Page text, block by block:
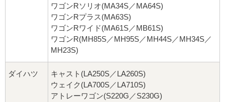
ワゴンRソリオ(MA34S／MA64S)
ワゴンRプラス(MA63S)
ワゴンRワイド(MA61S／MB61S)
ワゴンR(MH85S／MH95S／MH44S／MH34S／
MH23S)
ダイハツ
キャスト(LA250S／LA260S)
ウェイク(LA700S／LA710S)
アトレーワゴン(S220G／S230G)